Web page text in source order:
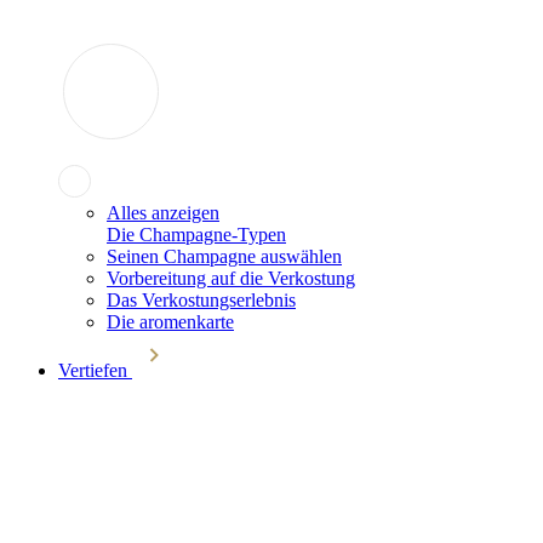
Alles anzeigen
Die Champagne-Typen
Seinen Champagne auswählen
Vorbereitung auf die Verkostung
Das Verkostungserlebnis
Die aromenkarte
Vertiefen